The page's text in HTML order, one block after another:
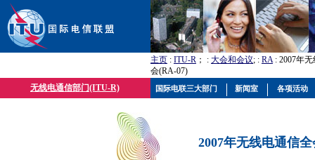
主页 : ITU-R ； : 大会和会议; : RA: 2007年
会(RA-07)
无线电通信部门(ITU-R)
2007年无线电通信
国际电联三大部门 新闻室 各项活动